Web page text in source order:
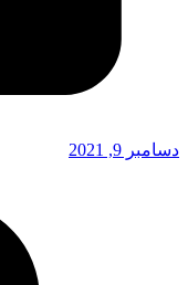
دسامبر 9, 2021